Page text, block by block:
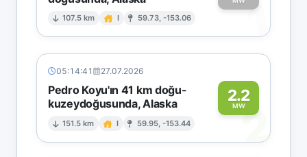
107.5 km I 59.73, -153.06 1
05:14:41 27.07.2026
Pedro Koyu'ın 41 km doğu-
kuzeydoğusunda, Alaska
151.5 km I 59.95, -153.44
2.2
MW2